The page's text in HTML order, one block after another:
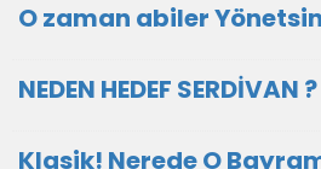
O zaman abiler Yönetsin
NEDEN HEDEF SERDİVAN ?
Klasik! Nerede O